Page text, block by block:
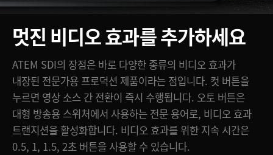
멋진 비디오효과를 추가하세요
ATEM SDI의 장점은 바로 다양한 종류의 비디오 효과가
내장된 전문가용 프로덕션 제품이라는 점입니다. 컷 버튼을
누르면 영상 소스 간 전환이 즉시 수행됩니다. 오토 버튼은
대형 방송용 스위처에서 사용하는 전문 용어로, 비디오 효과
트랜지션을 활성화합니다. 비디오 효과를 위한 지속 시간은
0.5, 1, 1.5, 2초 버튼을 사용할 수 있습니다.